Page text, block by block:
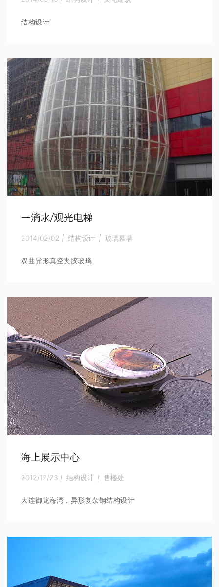
结构设计
一滴水/观光电梯
2014/02/02 | 结构设计 | 玻璃幕墙
双曲异形真空夹胶玻璃
海上展示中心
2012/12/23 | 结构设计 | 售楼处
大连御龙海湾，异形复杂钢结构设计